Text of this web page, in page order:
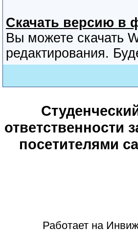
Скачать версию в
Вы можете скачать
редактирования.
ответственности
посетителями
Работает на